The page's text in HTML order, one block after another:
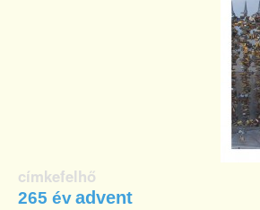
címkefelhő
265 évadvent